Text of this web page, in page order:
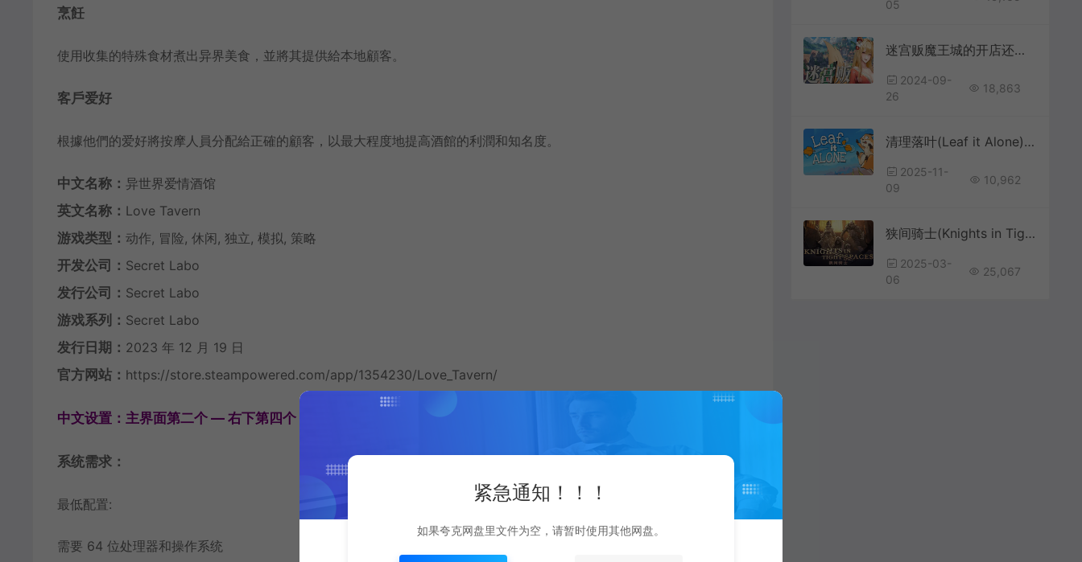
烹飪
使用收集的特殊食材煮出异界美食，並將其提供給本地顧客。
客戶爱好
根據他們的爱好將按摩人員分配給正確的顧客，以最大程度地提高酒館的利潤和知名度。
中文名称： 异世界爱情酒馆
英文名称： Love Tavern
游戏类型： 动作, 冒险, 休闲, 独立, 模拟, 策略
开发公司： Secret Labo
发行公司： Secret Labo
游戏系列： Secret Labo
发行日期： 2023 年 12 月 19 日
官方网站： https://store.steampowered.com/app/1354230/Love_Tavern/
中文设置：主界面第二个 — 右下第四个 选择 中文
系统需求：
最低配置:
需要 64 位处理器和操作系统
05
迷宫贩魔王城的开店还债之旅(Merchant In Dungeon)简中|PC|SIM|卡通奇幻风模拟经营游戏
2024-09-
26
18,863
清理落叶(Leaf it Alone)休闲解压清洁模拟游戏|下载
2025-11-
09
10,962
狭间骑士(Knights in Tight Spaces)回合制战略游戏|下载
2025-03-
06
25,067
紧急通知！！！
如果夸克网盘里文件为空，请暂时使用其他网盘。